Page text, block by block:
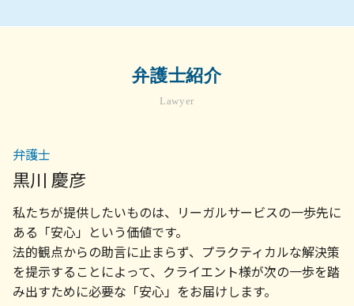
相続 揉める 原因
生前 遺言書 効力
相続放棄 兄弟
不動産トラブル 無料相談 弁護士
マンション 賃貸契約
家賃滞納 裁判
賃貸 退去トラブル
契約トラブル 相談
顧問弁護士 契約
顧問弁護士 メリット
法人 破産 スケジュール
顧問弁護士 社員の相談
債権 消滅時効
債権 売掛金
会社 法務
債権回収 会社 取立て
売掛金 未回収
企業法務 菊名
不動産トラブル 菊名
債権回収 弁護士 相談 横浜市
債権回収 弁護士 相談 川崎市
不動産トラブル 弁護士 相談 横浜市
相続問題 弁護士 相談 町田市
相続問題 弁護士 相談 川崎市
相続 菊名
弁護士紹介
Lawyer
弁護士
黒川 慶彦
私たちが提供したいものは、リーガルサービスの一歩先に
ある「安心」という価値です。
法的観点からの助言に止まらず、プラクティカルな解決策
を提示することによって、クライエント様が次の一歩を踏
み出すために必要な「安心」をお届けします。